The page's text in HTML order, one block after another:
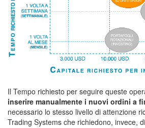
Il Tempo richiesto per seguire queste
inserire manualmente i nuovi ordini a
necessario lo stesso livello di attenzione
Trading Systems che richiedono, invece,